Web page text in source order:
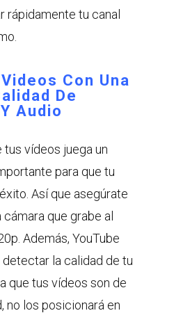
rápidamente tu canal
Con Una
De
Audio
tus vídeos juega un
para que tu
Así que asegúrate
cámara que grabe al
Además, YouTube
la calidad de tu
que tus vídeos son de
no los posicionará en